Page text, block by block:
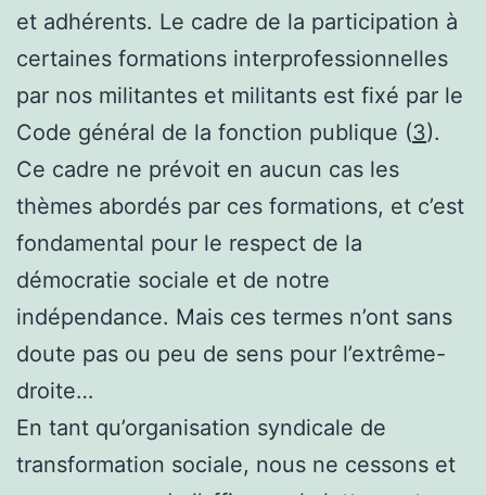
et adhérents. Le cadre de la participation à
certaines formations interprofessionnelles
par nos militantes et militants est fixé par le
Code général de la fonction publique (3).
Ce cadre ne prévoit en aucun cas les
thèmes abordés par ces formations, et c’est
fondamental pour le respect de la
démocratie sociale et de notre
indépendance. Mais ces termes n’ont sans
doute pas ou peu de sens pour l’extrême-
droite…
En tant qu’organisation syndicale de
transformation sociale, nous ne cessons et